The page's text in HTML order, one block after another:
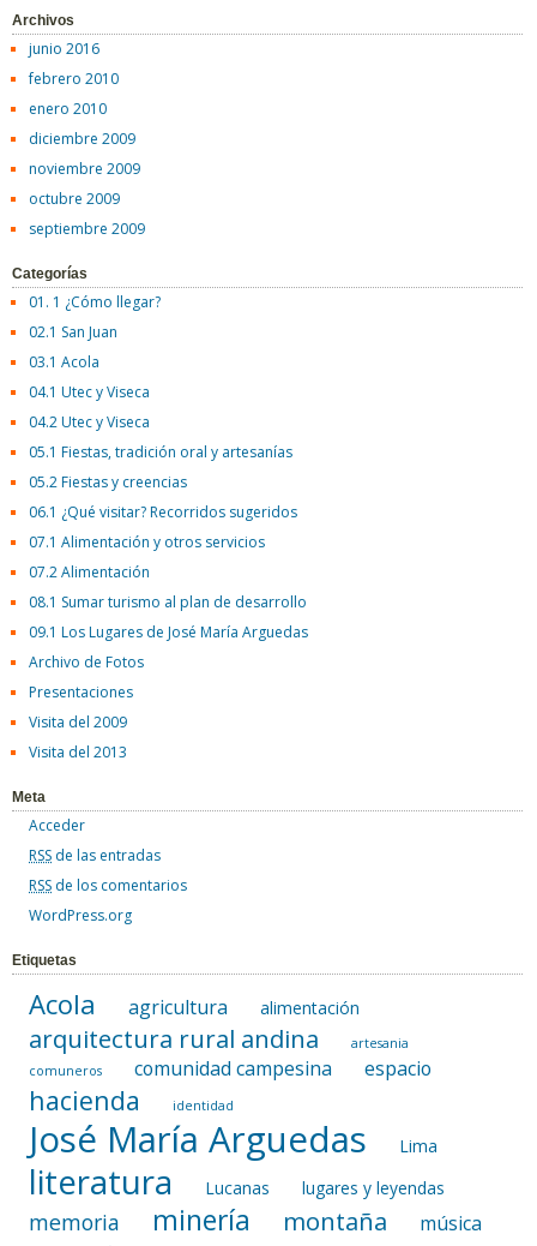
Archivos
junio 2016
febrero 2010
enero 2010
diciembre 2009
noviembre 2009
octubre 2009
septiembre 2009
Categorías
01. 1 ¿Cómo llegar?
02.1 San Juan
03.1 Acola
04.1 Utec y Viseca
04.2 Utec y Viseca
05.1 Fiestas, tradición oral y artesanías
05.2 Fiestas y creencias
06.1 ¿Qué visitar? Recorridos sugeridos
07.1 Alimentación y otros servicios
07.2 Alimentación
08.1 Sumar turismo al plan de desarrollo
09.1 Los Lugares de José María Arguedas
Archivo de Fotos
Presentaciones
Visita del 2009
Visita del 2013
Meta
Acceder
RSS de las entradas
RSS de los comentarios
WordPress.org
Etiquetas
Acola agricultura alimentación
arquitectura rural andina
artesania
comuneros
comunidad campesina espacio
hacienda identidad
José María Arguedas Lima
literatura Lucanas lugares y leyendas
memoria minería montaña música